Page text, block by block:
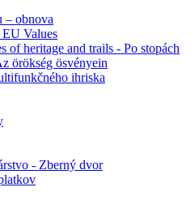
– obnova
Values
of heritage and trails - Po stopách
örökség ösvényein
ihriska
- Zberný dvor